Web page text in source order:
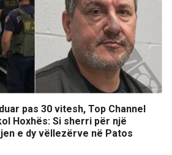
pas 30 vitesh, Top Channel
Hoxhës: Si sherri për një
e dy vëllezërve në Patos